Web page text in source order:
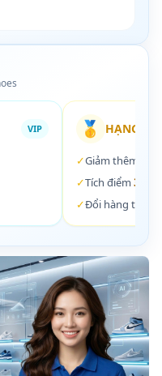
VIP 🥇 HẠNG
✓Giảm thêm
✓Tích điểm 3%
✓Đổi hàng trong